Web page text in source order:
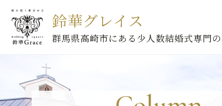
鈴華グレイス
群馬県高崎市にある少人数結婚式専門